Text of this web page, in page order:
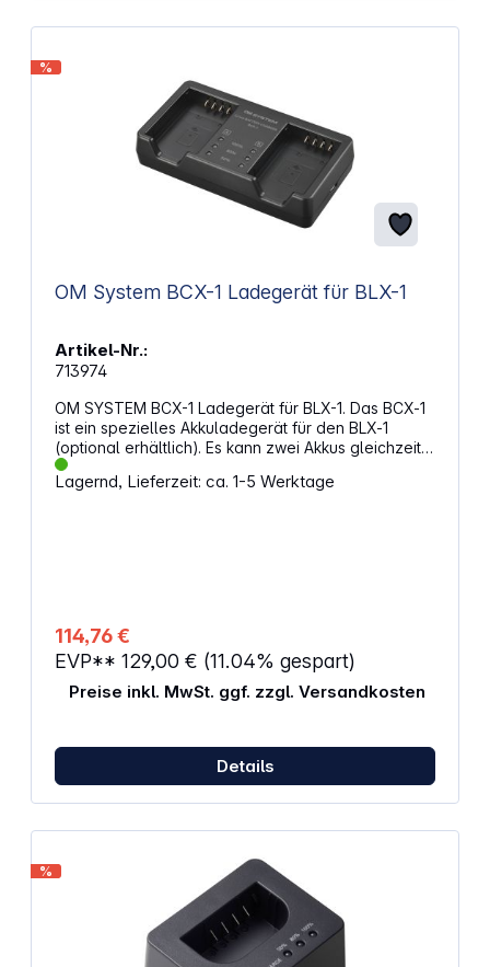
%
OM System BCX-1 Ladegerät für BLX-1
Artikel-Nr.:
713974
OM SYSTEM BCX-1 Ladegerät für BLX-1. Das BCX‑1
ist ein spezielles Akkuladegerät für den BLX‑1
(optional erhältlich). Es kann zwei Akkus gleichzeitig
in etwa 150 Minuten aufladen. Das Ladegerät
verfügt über einen USB‑C‑Anschluss und kann
kompatibel ist, um deine Akkus unterwegs
aufzuladen. Eigenschaften: Doppel-Akkuladegerät
Lädt 2 Akkus BLX‑1 in 150 Minuten auf
Stromversorgung über USB-C Power Delivery 3.0
kompatibel
Lagernd, Lieferzeit: ca. 1-5 Werktage
114,76 €
EVP** 129,00 € (11.04% gespart)
Preise inkl. MwSt. ggf. zzgl. Versandkosten
Details
%